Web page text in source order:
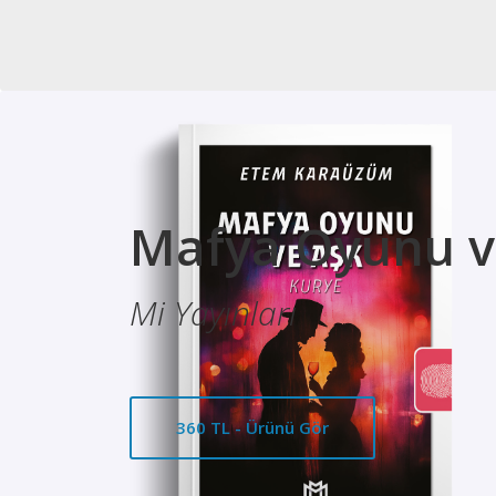
Mafya Oyunu
Mi Yayınları
360 TL - Ürünü Gör